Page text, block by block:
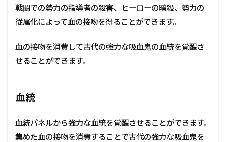
戦闘での勢力の指導者の殺害、ヒーローの暗殺、勢力の
従属化によって血の接吻を得ることができます。
血の接吻を消費して古代の強力な吸血鬼の血統を覚醒さ
せることができます。
血統
血統パネルから強力な血統を覚醒させることができます。
集めた血の接吻を消費することで古代の強力な吸血鬼を